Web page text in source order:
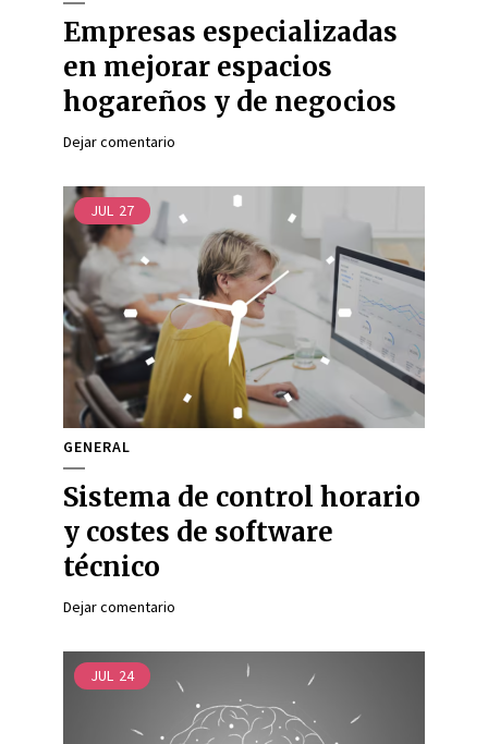
Empresas especializadas
en mejorar espacios
hogareños y de negocios
Dejar comentario
JUL 27
GENERAL
Sistema de control horario
y costes de software
técnico
Dejar comentario
JUL 24